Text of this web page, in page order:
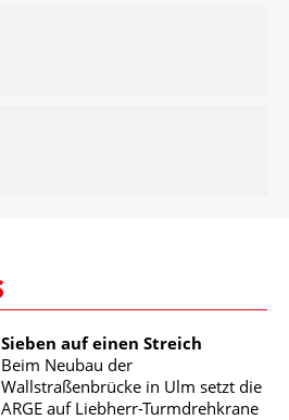
Sieben auf einen Streich
Beim Neubau der
Wallstraßenbrücke in Ulm setzt die
ARGE auf Liebherr-Turmdrehkrane